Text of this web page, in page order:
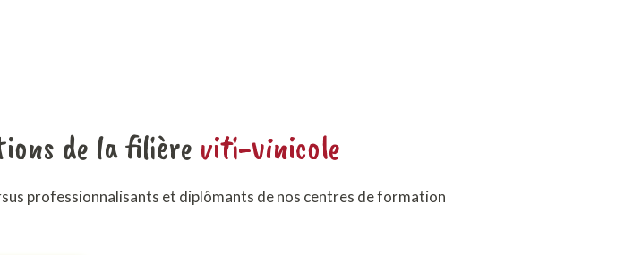
de la filière viti-vinicole
professionnalisants et diplômants de nos centres de formation